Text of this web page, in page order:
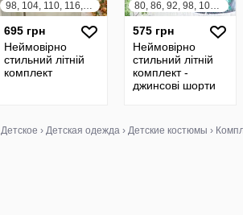
98, 104, 110, 116, 122, 128, 134, 140
695 грн
Неймовірно
стильний літній
комплект
80, 86, 92, 98, 104, 110, 116, 122
575 грн
Неймовірно
стильний літній
комплект -
джинсові шорти
Детское › Детская одежда › Детские костюмы ›